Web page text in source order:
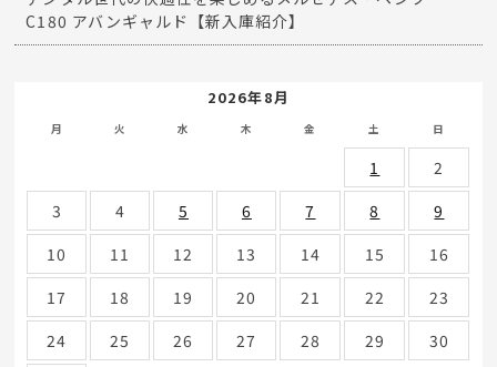
C180 アバンギャルド【新入庫紹介】
2026年8月
月 火 水 木 金 土 日
1
2
3
4 5 6 7 8
9
10
11 12 13 14 15
16
17
18 19 20 21 22
23
24
25 26 27 28 29
30